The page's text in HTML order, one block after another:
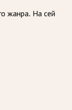
жанра. На сей